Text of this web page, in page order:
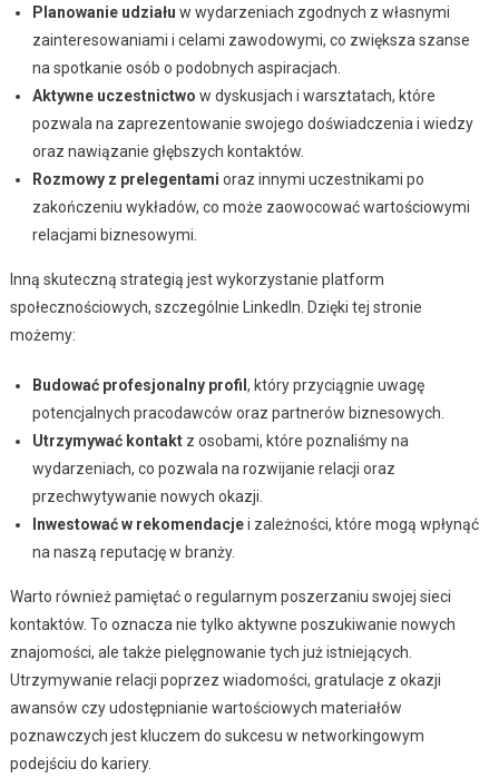
Planowanie udziału w wydarzeniach zgodnych z własnymi
zainteresowaniami i celami zawodowymi, co zwiększa szanse
na spotkanie osób o podobnych aspiracjach.
Aktywne uczestnictwo w dyskusjach i warsztatach, które
pozwala na zaprezentowanie swojego doświadczenia i wiedzy
oraz nawiązanie głębszych kontaktów.
Rozmowy z prelegentami oraz innymi uczestnikami po
zakończeniu wykładów, co może zaowocować wartościowymi
relacjami biznesowymi.
Inną skuteczną strategią jest wykorzystanie platform
społecznościowych, szczególnie LinkedIn. Dzięki tej stronie
możemy:
Budować profesjonalny profil , który przyciągnie uwagę
potencjalnych pracodawców oraz partnerów biznesowych.
Utrzymywać kontaktz osobami, które poznaliśmy na
wydarzeniach, co pozwala na rozwijanie relacji oraz
przechwytywanie nowych okazji.
Inwestować w rekomendacjei zależności, które mogą wpłynąć
na naszą reputację w branży.
Warto również pamiętać o regularnym poszerzaniu swojej sieci
kontaktów. To oznacza nie tylko aktywne poszukiwanie nowych
znajomości, ale także pielęgnowanie tych już istniejących.
Utrzymywanie relacji poprzez wiadomości, gratulacje z okazji
awansów czy udostępnianie wartościowych materiałów
poznawczych jest kluczem do sukcesu w networkingowym
podejściu do kariery.